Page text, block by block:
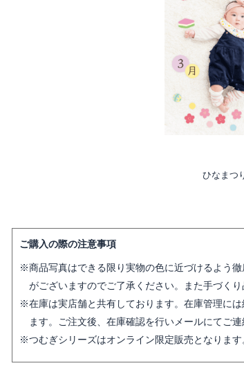
ひなまつ
ご購入の際の注意事項
商品写真はできる限り実物の色に近づけるよう
がございますのでご了承ください。また手づく
在庫は実店舗と共有しております。在庫管理に
ます。ご注文後、在庫確認を行いメールにてご
つむぎシリーズはオンライン限定販売となります